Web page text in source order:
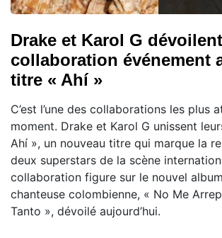
Drake et Karol G
collaboration événement
titre « Ahí »
C’est l’une des collaborations les plus
moment. Drake et Karol G unissent
Ahí », un nouveau titre qui marque la
deux superstars de la scène
collaboration figure sur le nouvel
chanteuse colombienne, « No Me
Tanto », dévoilé aujourd’hui.